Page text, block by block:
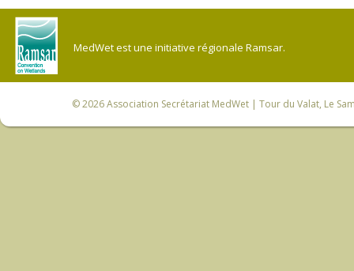
MedWet est une initiative régionale Ramsar.
© 2026Association Secrétariat MedWet | Tour du Valat, Le